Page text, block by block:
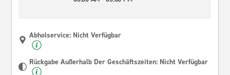
Abholservice: Nicht Verfügbar
Rückgabe Außerhalb Der Geschäftszeiten: Nicht Verfügbar